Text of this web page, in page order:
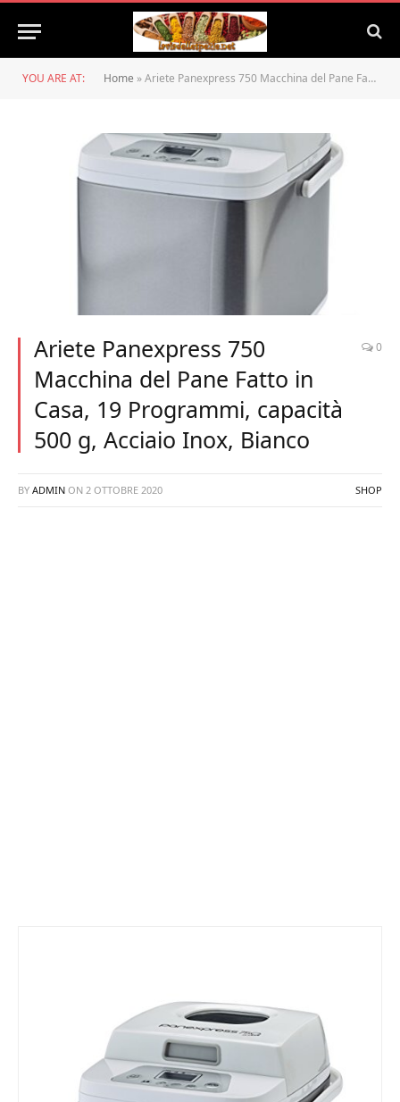
YOU ARE AT: Home »Ariete Panexpress 750 Macchina del Pane Fatto in Casa, 19 Programmi, capacità 500 g, Acciaio Inox, Bianco
Ariete Panexpress 750
Macchina del Pane Fatto in
Casa, 19 Programmi, capacità
500 g, Acciaio Inox, Bianco
0
BY ADMIN ON 2 OTTOBRE 2020 SHOP